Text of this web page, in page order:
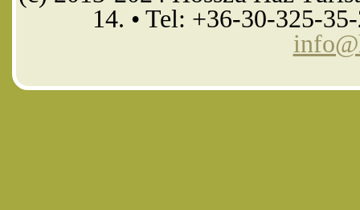
14. • Tel: +36-30-325-